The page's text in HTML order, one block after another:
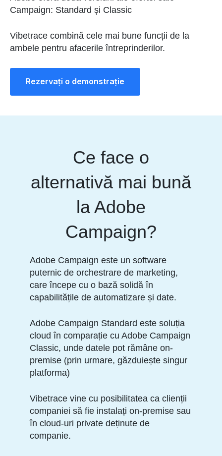
Campaign: Standard și Classic
Vibetrace combină cele mai bune funcții de la
ambele pentru afacerile întreprinderilor.
Rezervați o demonstrație
Ce face o
alternativă mai bună
la Adobe
Campaign?
Adobe Campaign este un software
puternic de orchestrare de marketing,
care începe cu o bază solidă în
capabilitățile de automatizare și date.
Adobe Campaign Standard este soluția
cloud în comparație cu Adobe Campaign
Classic, unde datele pot rămâne on-
premise (prin urmare, găzduiește singur
platforma)
Vibetrace vine cu posibilitatea ca clienții
companiei să fie instalați on-premise sau
în cloud-uri private deținute de
companie.